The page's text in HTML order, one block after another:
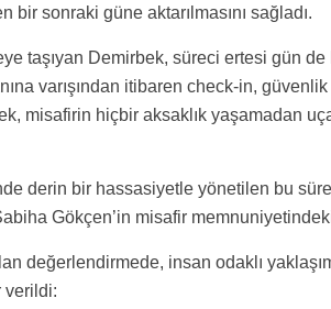
bir sonraki güne aktarılmasını sağladı.
taşıyan Demirbek, süreci ertesi gün
varışından itibaren check-in,
misafirin hiçbir aksaklık yaşamadan
derin bir hassasiyetle yönetilen bu
Gökçen’in misafir
değerlendirmede, insan odaklı
verildi: